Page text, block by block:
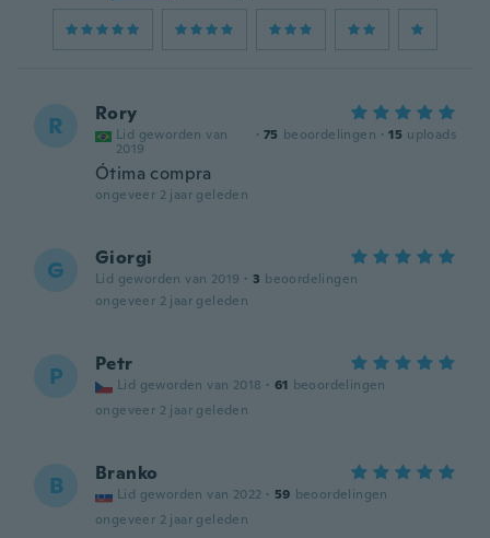
R Rory
Lid geworden van
2019
· 75 beoordelingen · 15 uploads
Ótima compra
ongeveer 2 jaar geleden
G Giorgi
Lid geworden van 2019 · 3 beoordelingen
ongeveer 2 jaar geleden
P Petr
Lid geworden van 2018 · 61 beoordelingen
ongeveer 2 jaar geleden
B Branko
Lid geworden van 2022 · 59 beoordelingen
ongeveer 2 jaar geleden